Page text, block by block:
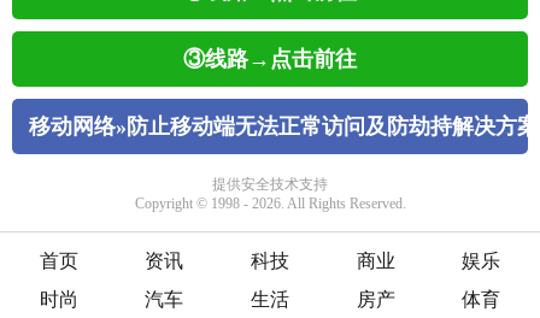
首页 资讯 科技 商业
娱乐
时尚
汽车 生活 房产
体育